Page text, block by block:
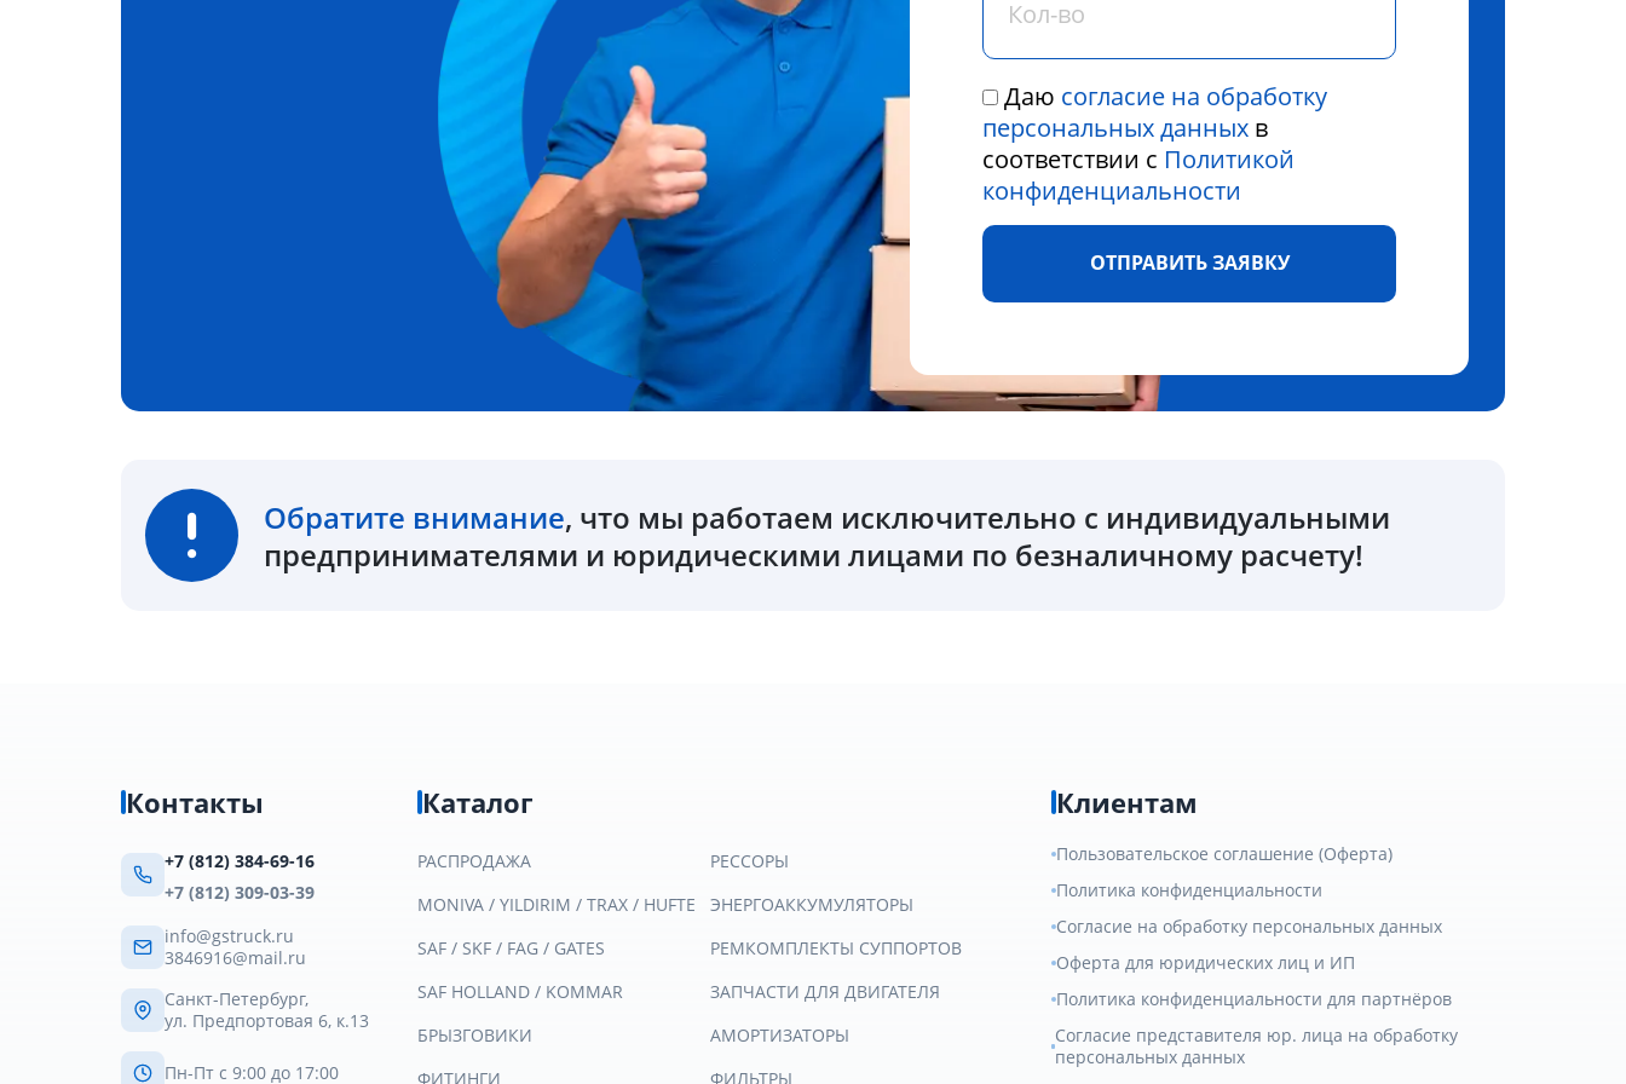
Даю согласие на обработку
персональных данных в
соответствии с Политикой
конфиденциальности
ОТПРАВИТЬ ЗАЯВКУ
Обратите внимание, что мы работаем исключительно с индивидуальными
предпринимателями и юридическими лицами по безналичному расчету!
Контакты
+7 (812) 384-69-16
+7 (812) 309-03-39
info@gstruck.ru
3846916@mail.ru
Санкт-Петербург,
ул. Предпортовая 6, к.13
Пн-Пт с 9:00 до 17:00
Каталог
РАСПРОДАЖА
MONIVA / YILDIRIM / TRAX / HUFTE
SAF / SKF / FAG / GATES
SAF HOLLAND / KOMMAR
БРЫЗГОВИКИ
ФИТИНГИ
РЕССОРЫ
ЭНЕРГОАККУМУЛЯТОРЫ
РЕМКОМПЛЕКТЫ СУППОРТОВ
ЗАПЧАСТИ ДЛЯ ДВИГАТЕЛЯ
АМОРТИЗАТОРЫ
ФИЛЬТРЫ
Клиентам
Пользовательское соглашение (Оферта)
Политика конфиденциальности
Согласие на обработку персональных данных
Оферта для юридических лиц и ИП
Политика конфиденциальности для партнёров
Согласие представителя юр. лица на обработку
персональных данных